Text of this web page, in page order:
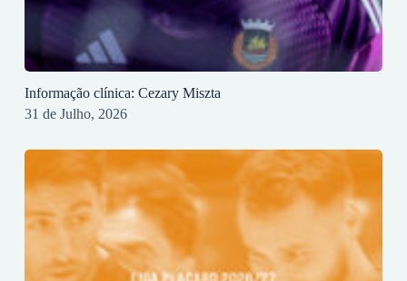
Informação clínica: Cezary Miszta
31 de Julho, 2026